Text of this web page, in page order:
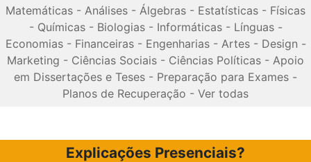
Matemáticas - Análises - Álgebras - Estatísticas - Físicas
- Químicas- Biologias- Informáticas- Línguas-
Economias- Financeiras- Engenharias- Artes- Design -
Marketing - Ciências Sociais - Ciências Políticas - Apoio
em Dissertações e Teses - Preparação para Exames -
Planos de Recuperação - Ver todas
Explicações Presenciais?